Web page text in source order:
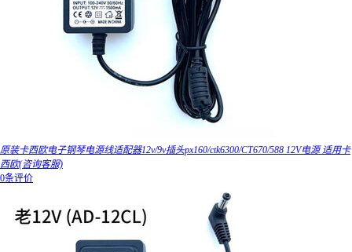
原装卡西欧电子钢琴电源线适配器12v/9v插头px160/ctk6300/CT670/588 12V电源 适用卡
西欧(咨询客服)
0条评价